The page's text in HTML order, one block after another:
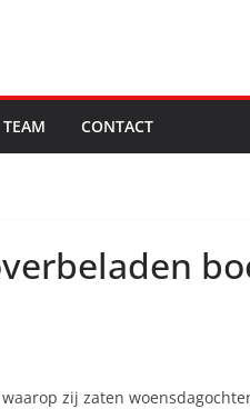
TEAM CONTACT
zij zaten